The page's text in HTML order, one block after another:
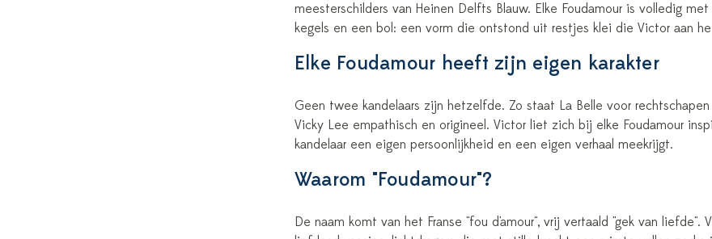
meesterschilders van Heinen Delfts Blauw. Elke Foudamour is volledig
kegels en een bol: een vorm die ontstond uit restjes klei die Victor aan
Elke Foudamour heeft zijn eigen karakter
Geen twee kandelaars zijn hetzelfde. Zo staat La Belle voor
Vicky Lee empathisch en origineel. Victor liet zich bij elke Foudamour
kandelaar een eigen persoonlijkheid en een eigen verhaal meekrijgt.
Waarom "Foudamour"?
De naam komt van het Franse "fou d'amour", vrij vertaald "gek van